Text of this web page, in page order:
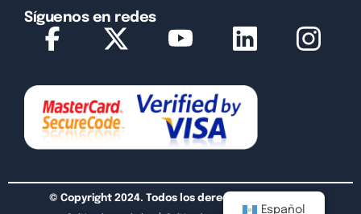
Síguenos en redes
© Copyright 2024. Todos los derechos reservados.
Español